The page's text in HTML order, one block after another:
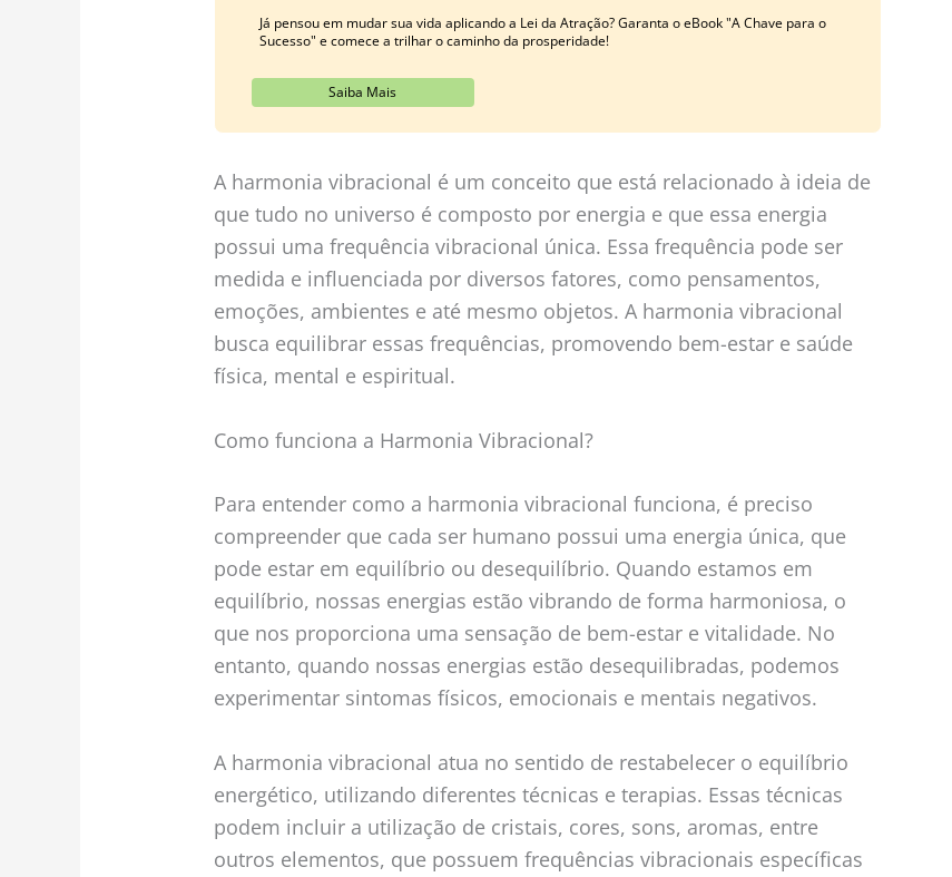
Já pensou em mudar sua vida aplicando a Lei da Atração? Garanta o eBook "A Chave para o
Sucesso" e comece a trilhar o caminho da prosperidade!
Saiba Mais
A harmonia vibracional é um conceito que está relacionado à ideia de
que tudo no universo é composto por energia e que essa energia
possui uma frequência vibracional única. Essa frequência pode ser
medida e influenciada por diversos fatores, como pensamentos,
emoções, ambientes e até mesmo objetos. A harmonia vibracional
busca equilibrar essas frequências, promovendo bem-estar e saúde
física, mental e espiritual.
Como funciona a Harmonia Vibracional?
Para entender como a harmonia vibracional funciona, é preciso
compreender que cada ser humano possui uma energia única, que
pode estar em equilíbrio ou desequilíbrio. Quando estamos em
equilíbrio, nossas energias estão vibrando de forma harmoniosa, o
que nos proporciona uma sensação de bem-estar e vitalidade. No
entanto, quando nossas energias estão desequilibradas, podemos
experimentar sintomas físicos, emocionais e mentais negativos.
A harmonia vibracional atua no sentido de restabelecer o equilíbrio
energético, utilizando diferentes técnicas e terapias. Essas técnicas
podem incluir a utilização de cristais, cores, sons, aromas, entre
outros elementos, que possuem frequências vibracionais específicas